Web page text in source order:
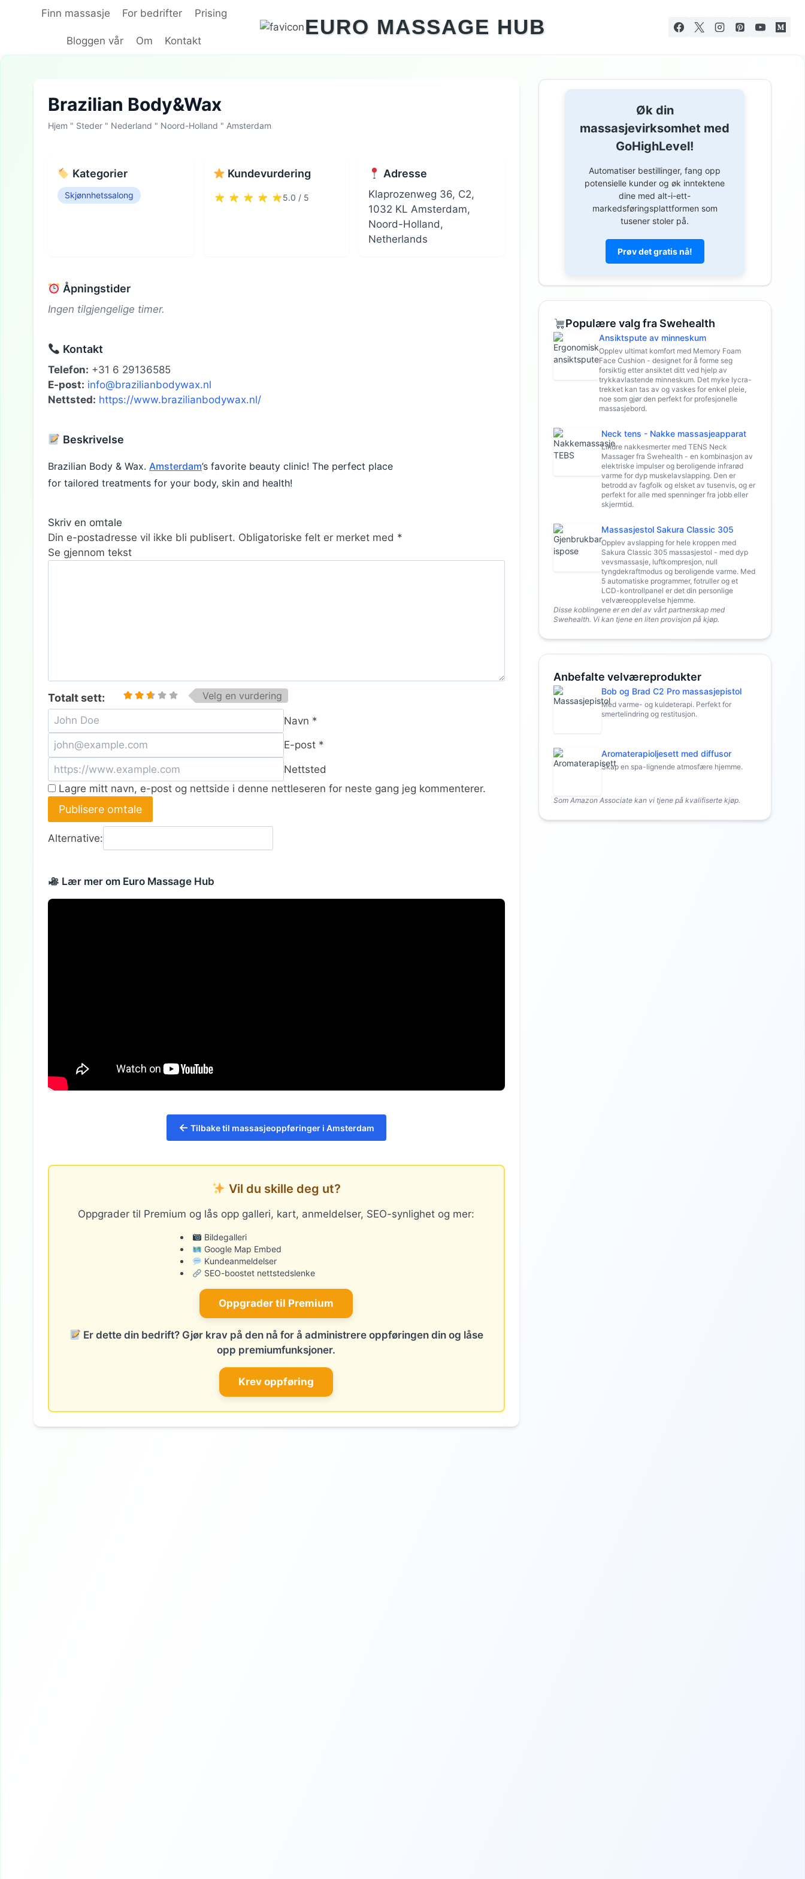
Finn massasje For bedrifter Prising
Bloggen vår Om Kontakt
EURO MASSAGE HUB
Brazilian Body&Wax
Hjem " Steder " Nederland " Noord-Holland " Amsterdam
Kategorier
Skjønnhetssalong
Kundevurdering
5.0 / 5
Adresse
Klaprozenweg 36, C2,
1032 KL Amsterdam,
Noord-Holland,
Netherlands
Åpningstider
Ingen tilgjengelige timer.
Kontakt
Telefon: +31 6 29136585
E-post: info@brazilianbodywax.nl
Nettsted: https://www.brazilianbodywax.nl/
Beskrivelse
Brazilian Body & Wax. Amsterdam’s favorite beauty clinic! The perfect place
for tailored treatments for your body, skin and health!
Skriv en omtale
Din e-postadresse vil ikke bli publisert. Obligatoriske felt er merket med *
Se gjennom tekst
Totalt sett: Velg en vurdering
Navn *
E-post *
Nettsted
Lagre mitt navn, e-post og nettside i denne nettleseren for neste gang jeg kommenterer.
Alternative:
Lær mer om Euro Massage Hub
← Tilbake til massasjeoppføringer i Amsterdam
Vil du skille deg ut?
Oppgrader til Premium og lås opp galleri, kart, anmeldelser, SEO-synlighet og mer:
Bildegalleri
Google Map Embed
Kundeanmeldelser
SEO-boostet nettstedslenke
Oppgrader til Premium
Er dette din bedrift? Gjør krav på den nå for å administrere oppføringen din og låse
opp premiumfunksjoner.
Krev oppføring
Øk din
massasjevirksomhet med
GoHighLevel!
Automatiser bestillinger, fang opp
potensielle kunder og øk inntektene
dine med alt-i-ett-
markedsføringsplattformen som
tusener stoler på.
Prøv det gratis nå!
Populære valg fra Swehealth
Ansiktspute av minneskum
Opplev ultimat komfort med Memory Foam
Face Cushion - designet for å forme seg
forsiktig etter ansiktet ditt ved hjelp av
trykkavlastende minneskum. Det myke lycra-
trekket kan tas av og vaskes for enkel pleie,
noe som gjør den perfekt for profesjonelle
massasjebord.
Neck tens - Nakke massasjeapparat
Lindre nakkesmerter med TENS Neck
Massager fra Swehealth - en kombinasjon av
elektriske impulser og beroligende infrarød
varme for dyp muskelavslapping. Den er
betrodd av fagfolk og elsket av tusenvis, og er
perfekt for alle med spenninger fra jobb eller
skjermtid.
Massasjestol Sakura Classic 305
Opplev avslapping for hele kroppen med
Sakura Classic 305 massasjestol - med dyp
vevsmassasje, luftkompresjon, null
tyngdekraftmodus og beroligende varme. Med
5 automatiske programmer, fotruller og et
LCD-kontrollpanel er det din personlige
velværeopplevelse hjemme.
Disse koblingene er en del av vårt partnerskap med
Swehealth. Vi kan tjene en liten provisjon på kjøp.
Anbefalte velværeprodukter
Bob og Brad C2 Pro massasjepistol
Med varme- og kuldeterapi. Perfekt for
smertelindring og restitusjon.
Aromaterapioljesett med diffusor
Skap en spa-lignende atmosfære hjemme.
Som Amazon Associate kan vi tjene på kvalifiserte kjøp.